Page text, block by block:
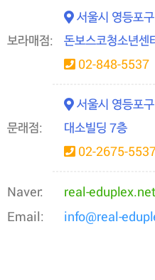
보라매점:
서울시 영등포
돈보스코청소년센
02-848-5537
문래점:
서울시 영등포
대소빌딩 7층
02-2675-
Naver:
real-eduplex.net
Email:
info@real-